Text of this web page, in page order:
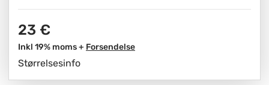
23 €
Inkl 19% moms + Forsendelse
Størrelsesinfo